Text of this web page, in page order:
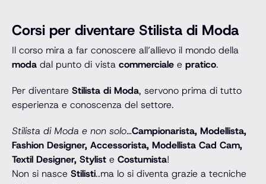
Corsi per diventare Stilista di Moda
Il corso mira a far conoscere all’allievo il mondo della
moda dal punto di vista commerciale e pratico.
Per diventare Stilista di Moda, servono prima di tutto
esperienza e conoscenza del settore.
Stilista di Moda e non solo…Campionarista, Modellista,
Fashion Designer, Accessorista, Modellista Cad Cam,
Textil Designer, Stylist e Costumista!
Non si nasce Stilisti..ma lo si diventa grazie a tecniche